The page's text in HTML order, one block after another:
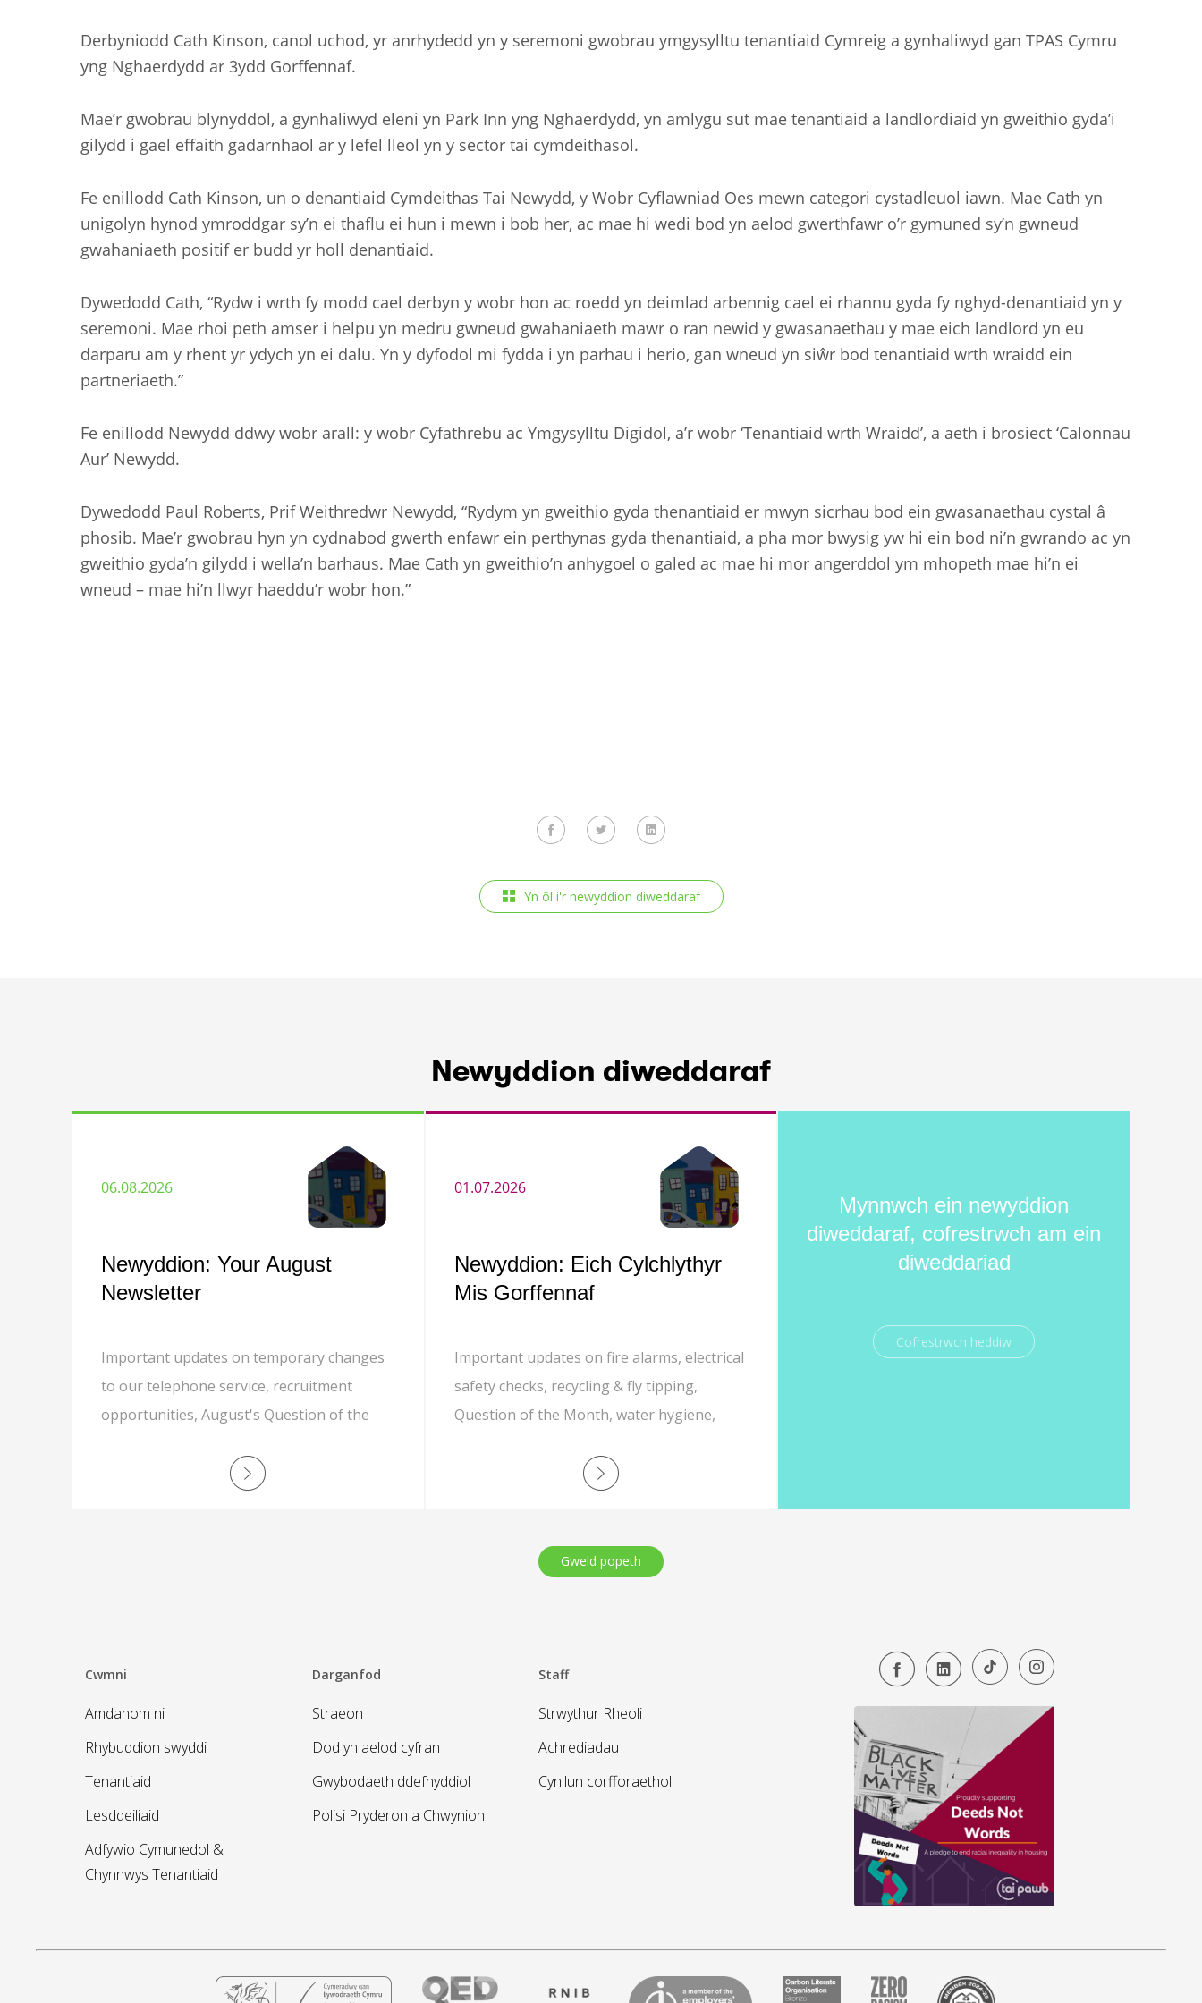
Derbyniodd Cath Kinson, canol uchod, yr anrhydedd yn y seremoni gwobrau ymgysylltu tenantiaid Cymreig a gynhaliwyd gan TPAS Cymru
yng Nghaerdydd ar 3ydd Gorffennaf.
Mae’r gwobrau blynyddol, a gynhaliwyd eleni yn Park Inn yng Nghaerdydd, yn amlygu sut mae tenantiaid a landlordiaid yn gweithio gyda’i
gilydd i gael effaith gadarnhaol ar y lefel lleol yn y sector tai cymdeithasol.
Fe enillodd Cath Kinson, un o denantiaid Cymdeithas Tai Newydd, y Wobr Cyflawniad Oes mewn categori cystadleuol iawn. Mae Cath yn
unigolyn hynod ymroddgar sy’n ei thaflu ei hun i mewn i bob her, ac mae hi wedi bod yn aelod gwerthfawr o’r gymuned sy’n gwneud
gwahaniaeth positif er budd yr holl denantiaid.
Dywedodd Cath, “Rydw i wrth fy modd cael derbyn y wobr hon ac roedd yn deimlad arbennig cael ei rhannu gyda fy nghyd-denantiaid yn y
seremoni. Mae rhoi peth amser i helpu yn medru gwneud gwahaniaeth mawr o ran newid y gwasanaethau y mae eich landlord yn eu
darparu am y rhent yr ydych yn ei dalu. Yn y dyfodol mi fydda i yn parhau i herio, gan wneud yn siŵr bod tenantiaid wrth wraidd ein
partneriaeth.”
Fe enillodd Newydd ddwy wobr arall: y wobr Cyfathrebu ac Ymgysylltu Digidol, a’r wobr ‘Tenantiaid wrth Wraidd’, a aeth i brosiect ‘Calonnau
Aur’ Newydd.
Dywedodd Paul Roberts, Prif Weithredwr Newydd, “Rydym yn gweithio gyda thenantiaid er mwyn sicrhau bod ein gwasanaethau cystal â
phosib. Mae’r gwobrau hyn yn cydnabod gwerth enfawr ein perthynas gyda thenantiaid, a pha mor bwysig yw hi ein bod ni’n gwrando ac yn
gweithio gyda’n gilydd i wella’n barhaus. Mae Cath yn gweithio’n anhygoel o galed ac mae hi mor angerddol ym mhopeth mae hi’n ei
wneud – mae hi’n llwyr haeddu’r wobr hon.”
Yn ôl i'r newyddion diweddaraf
Newyddion diweddaraf
06.08.2026
Newyddion: Your August
Newsletter
Important updates on temporary changes
to our telephone service, recruitment
opportunities, August's Question of the
recycling, MyNewydd app, safer
01.07.2026
Newyddion: Eich Cylchlythyr
Mis Gorffennaf
Important updates on fire alarms, electrical
safety checks, recycling & fly tipping,
Question of the Month, water hygiene,
Mynnwch ein newyddion
diweddaraf, cofrestrwch am ein
diweddariad
Cofrestrwch heddiw
Gweld popeth
Cwmni
Amdanom ni
Rhybuddion swyddi
Tenantiaid
Lesddeiliaid
Adfywio Cymunedol &
Chynnwys Tenantiaid
Darganfod
Straeon
Dod yn aelod cyfran
Gwybodaeth ddefnyddiol
Polisi Pryderon a Chwynion
Staff
Strwythur Rheoli
Achrediadau
Cynllun corfforaethol